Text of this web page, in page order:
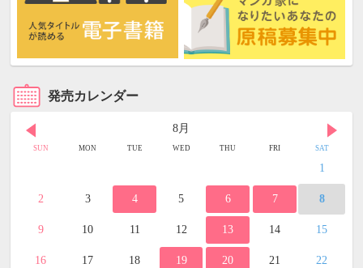
発売カレンダー
8月
SUN MON TUE WED THU FRI SAT
1
2 3 4 5 6 7 8
9 10 11 12 13 14 15
16 17 18 19 20 21 22